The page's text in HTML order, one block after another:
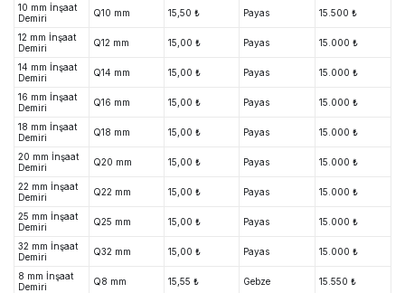
10 mm İnşaat
Demiri
Q10 mm 15,50 ₺ Payas 15.500 ₺
12 mm İnşaat
Demiri
Q12 mm 15,00 ₺ Payas 15.000 ₺
14 mm İnşaat
Demiri
Q14 mm 15,00 ₺ Payas 15.000 ₺
16 mm İnşaat
Demiri
Q16 mm 15,00 ₺ Payas 15.000 ₺
18 mm İnşaat
Demiri
Q18 mm 15,00 ₺ Payas 15.000 ₺
20 mm İnşaat
Demiri
Q20 mm 15,00 ₺ Payas 15.000 ₺
22 mm İnşaat
Demiri
Q22 mm 15,00 ₺ Payas 15.000 ₺
25 mm İnşaat
Demiri
Q25 mm 15,00 ₺ Payas 15.000 ₺
32 mm İnşaat
Demiri
Q32 mm 15,00 ₺ Payas 15.000 ₺
8 mm İnşaat
Demiri
Q8 mm 15,55 ₺ Gebze 15.550 ₺